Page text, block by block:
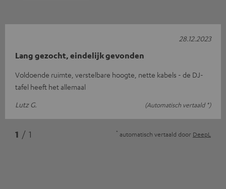
Lang gezocht, eindelijk gevonden
Voldoende ruimte, verstelbare hoogte, nette kabels - de DJ-
tafel heeft het allemaal
Lutz G.
(Automatisch vertaald *)
28.12.2023
1 / 1 * automatisch vertaald door DeepL